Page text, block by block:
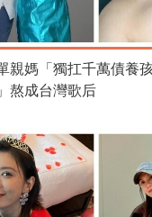
親媽「獨扛千萬債養
熬成台灣歌后